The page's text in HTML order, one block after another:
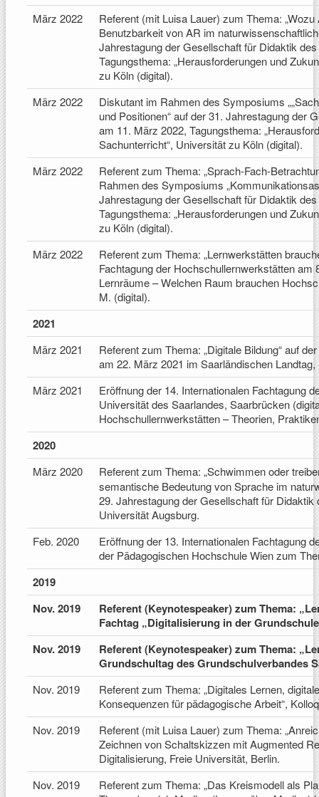
März 2022
Referent (mit Luisa Lauer) zum Thema:
Benutzbarkeit von AR im
Jahrestagung der Gesellschaft für Didaktik
Tagungsthema: „Herausforderungen und
zu Köln (digital).
März 2022
Diskutant im Rahmen des Symposiums
und Positionen“ auf der 31. Jahrestagung der
am 11. März 2022, Tagungsthema:
Sachunterricht“, Universität zu Köln (digital).
März 2022
Referent zum Thema: „Sprach-Fach-
Rahmen des Symposiums
Jahrestagung der Gesellschaft für Didaktik
Tagungsthema: „Herausforderungen und
zu Köln (digital).
März 2022
Referent zum Thema: „Lernwerkstätten
Fachtagung der Hochschullernwerkstätten am
Lernräume – Welchen Raum brauchen
M. (digital).
2021
März 2021
Referent zum Thema: „Digitale Bildung“ auf
am 22. März 2021 im Saarländischen
März 2021
Eröffnung der 14. Internationalen Fachtagung
Universität des Saarlandes, Saarbrücken
Hochschullernwerkstätten – Theorien,
2020
März 2020
Referent zum Thema: „Schwimmen oder
semantische Bedeutung von Sprache im
29. Jahrestagung der Gesellschaft für
Universität Augsburg.
Feb. 2020
Eröffnung der 13. Internationalen Fachtagung
der Pädagogischen Hochschule Wien zum
2019
Nov. 2019
Referent (Keynotespeaker) zum Thema:
Fachtag „Digitalisierung in der
Nov. 2019
Referent (Keynotespeaker) zum Thema:
Grundschultag des Grundschulverbandes
Nov. 2019
Referent zum Thema: „Digitales Lernen,
Konsequenzen für pädagogische Arbeit“,
Nov. 2019
Referent (mit Luisa Lauer) zum Thema:
Zeichnen von Schaltskizzen mit Augmented
Digitalisierung, Freie Universität, Berlin.
Nov. 2019
Referent zum Thema: „Das Kreismodell als